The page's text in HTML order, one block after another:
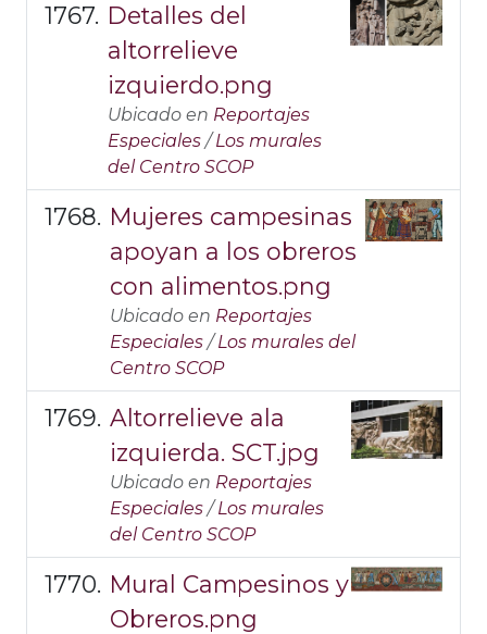
Detalles del
altorrelieve
izquierdo.png
Ubicado en Reportajes
Especiales /Los murales
del Centro SCOP
Mujeres campesinas
apoyan a los obreros
con alimentos.png
Ubicado en Reportajes
Especiales /Los murales del
Centro SCOP
Altorrelieve ala
izquierda. SCT.jpg
Ubicado en Reportajes
Especiales /Los murales
del Centro SCOP
Mural Campesinos y
Obreros.png